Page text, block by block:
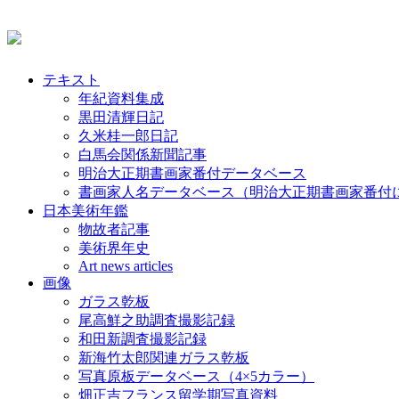
テキスト
年紀資料集成
黒田清輝日記
久米桂一郎日記
白馬会関係新聞記事
明治大正期書画家番付データベース
書画家人名データベース（明治大正期書画家番付
日本美術年鑑
物故者記事
美術界年史
Art news articles
画像
ガラス乾板
尾高鮮之助調査撮影記録
和田新調査撮影記録
新海竹太郎関連ガラス乾板
写真原板データベース（4×5カラー）
畑正吉フランス留学期写真資料